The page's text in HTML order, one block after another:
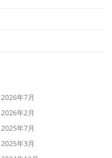
2026年7月
2026年2月
2025年7月
2025年3月